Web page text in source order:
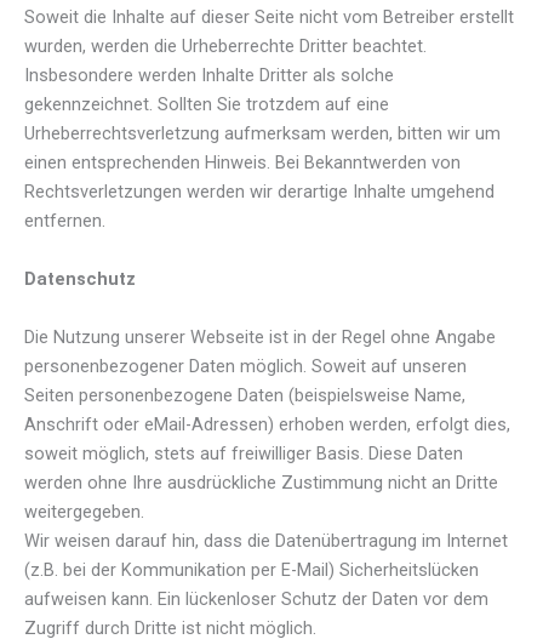
Soweit die Inhalte auf dieser Seite nicht vom Betreiber erstellt
wurden, werden die Urheberrechte Dritter beachtet.
Insbesondere werden Inhalte Dritter als solche
gekennzeichnet. Sollten Sie trotzdem auf eine
Urheberrechtsverletzung aufmerksam werden, bitten wir um
einen entsprechenden Hinweis. Bei Bekanntwerden von
Rechtsverletzungen werden wir derartige Inhalte umgehend
entfernen.
Datenschutz
Die Nutzung unserer Webseite ist in der Regel ohne Angabe
personenbezogener Daten möglich. Soweit auf unseren
Seiten personenbezogene Daten (beispielsweise Name,
Anschrift oder eMail-Adressen) erhoben werden, erfolgt dies,
soweit möglich, stets auf freiwilliger Basis. Diese Daten
werden ohne Ihre ausdrückliche Zustimmung nicht an Dritte
weitergegeben.
Wir weisen darauf hin, dass die Datenübertragung im Internet
(z.B. bei der Kommunikation per E-Mail) Sicherheitslücken
aufweisen kann. Ein lückenloser Schutz der Daten vor dem
Zugriff durch Dritte ist nicht möglich.